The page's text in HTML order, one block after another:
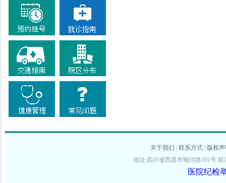
关于我们 联系方式
版权
地址:四川省西昌市顺河路101号 联
医院纪检